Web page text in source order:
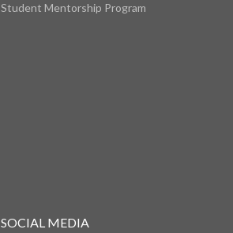
Student Mentorship Program
SOCIAL MEDIA